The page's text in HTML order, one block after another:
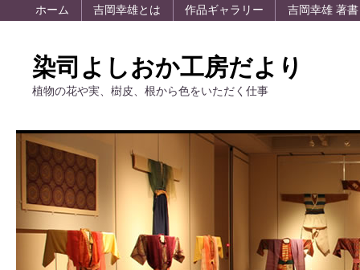
ホーム 吉岡幸雄とは 作品ギャラリー 吉岡幸雄 著書
染司よしおか工房だより
植物の花や実、樹皮、根から色をいただく仕事